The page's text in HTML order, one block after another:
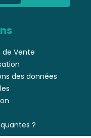
de Vente
des données
?